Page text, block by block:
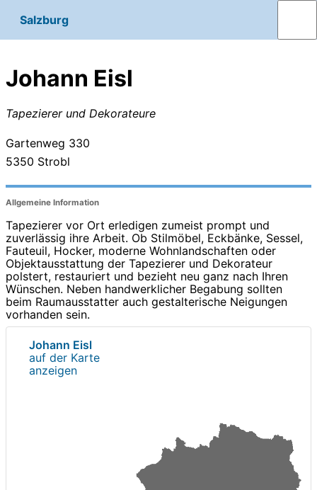
Salzburg
Johann Eisl
Tapezierer und Dekorateure
Gartenweg 330
5350 Strobl
Allgemeine Information
Tapezierer vor Ort erledigen zumeist prompt und
zuverlässig ihre Arbeit. Ob Stilmöbel, Eckbänke, Sessel,
Fauteuil, Hocker, moderne Wohnlandschaften oder
Objektausstattung der Tapezierer und Dekorateur
polstert, restauriert und bezieht neu ganz nach Ihren
Wünschen. Neben handwerklicher Begabung sollten
beim Raumausstatter auch gestalterische Neigungen
vorhanden sein.
Johann Eisl
auf der Karte
anzeigen